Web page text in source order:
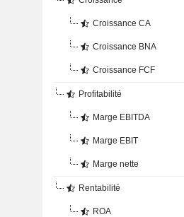
Croissance CA
Croissance BNA
Croissance FCF
Profitabilité
Marge EBITDA
Marge EBIT
Marge nette
Rentabilité
ROA